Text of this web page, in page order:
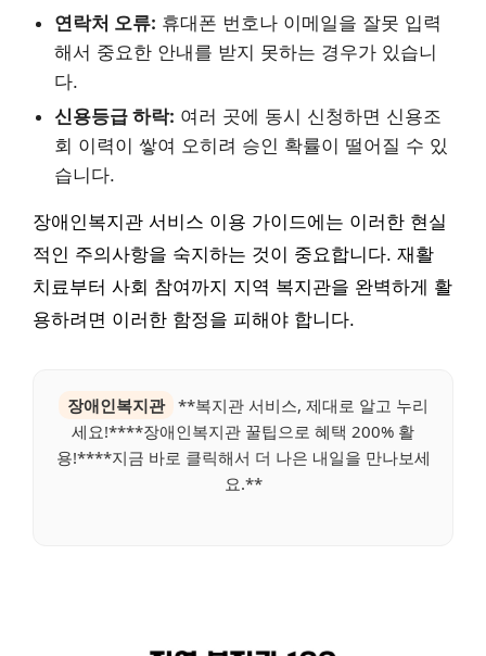
연락처 오류: 휴대폰 번호나 이메일을 잘못 입력
해서 중요한 안내를 받지 못하는 경우가 있습니
다.
신용등급 하락: 여러 곳에 동시 신청하면 신용조
회 이력이 쌓여 오히려 승인 확률이 떨어질 수 있
습니다.
장애인복지관 서비스 이용 가이드에는 이러한 현실
적인 주의사항을 숙지하는 것이 중요합니다. 재활
치료부터 사회 참여까지 지역 복지관을 완벽하게 활
용하려면 이러한 함정을 피해야 합니다.
장애인복지관
**복지관 서비스, 제대로 알고 누리
세요!****장애인복지관 꿀팁으로 혜택 200% 활
용!****지금 바로 클릭해서 더 나은 내일을 만나보세
요.**